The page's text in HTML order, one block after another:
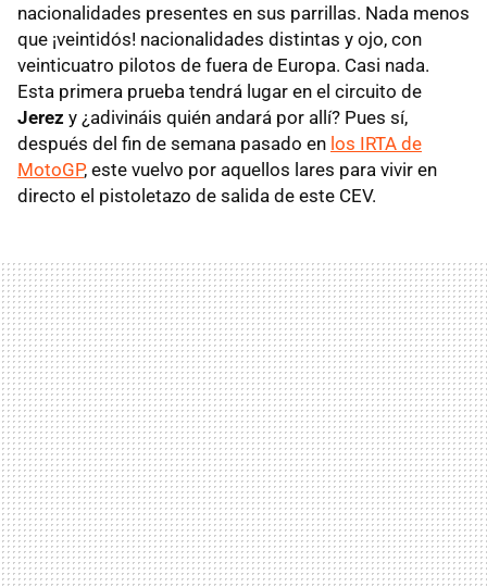
nacionalidades presentes en sus parrillas. Nada menos
que ¡veintidós! nacionalidades distintas y ojo, con
veinticuatro pilotos de fuera de Europa. Casi nada.
Esta primera prueba tendrá lugar en el circuito de
Jerez y ¿adivináis quién andará por allí? Pues sí,
después del fin de semana pasado en los IRTA de
MotoGP, este vuelvo por aquellos lares para vivir en
directo el pistoletazo de salida de este CEV.